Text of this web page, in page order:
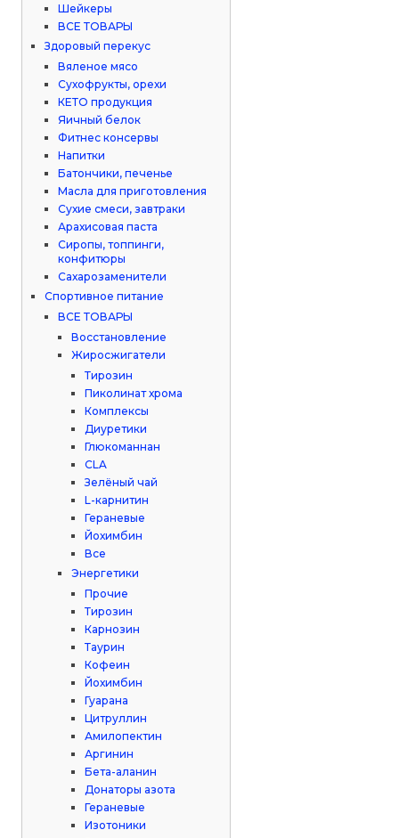
Шейкеры
ВСЕ ТОВАРЫ
Здоровый перекус
Вяленое мясо
Сухофрукты, орехи
КЕТО продукция
Яичный белок
Фитнес консервы
Напитки
Батончики, печенье
Масла для приготовления
Сухие смеси, завтраки
Арахисовая паста
Сиропы, топпинги,
конфитюры
Сахарозаменители
Спортивное питание
ВСЕ ТОВАРЫ
Восстановление
Жиросжигатели
Тирозин
Пиколинат хрома
Комплексы
Диуретики
Глюкоманнан
CLA
Зелёный чай
L-карнитин
Гераневые
Йохимбин
Все
Энергетики
Прочие
Тирозин
Карнозин
Таурин
Кофеин
Йохимбин
Гуарана
Цитруллин
Амилопектин
Аргинин
Бета-аланин
Донаторы азота
Гераневые
Изотоники